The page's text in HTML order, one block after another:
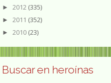
► 2012 (335)
► 2011 (352)
► 2010 (23)
Buscar en heroínas